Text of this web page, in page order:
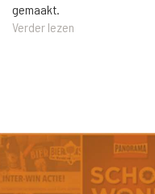
gemaakt.
Verder lezen